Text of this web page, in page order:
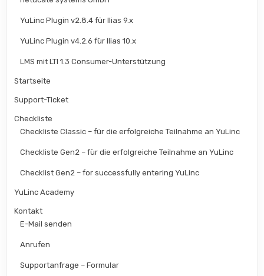
YuLinc Plugin v2.8.4 für Ilias 9.x
YuLinc Plugin v4.2.6 für Ilias 10.x
LMS mit LTI 1.3 Consumer-Unterstützung
Startseite
Support-Ticket
Checkliste
Checkliste Classic – für die erfolgreiche Teilnahme an YuLinc
Checkliste Gen2 – für die erfolgreiche Teilnahme an YuLinc
Checklist Gen2 – for successfully entering YuLinc
YuLinc Academy
Kontakt
E-Mail senden
Anrufen
Supportanfrage – Formular